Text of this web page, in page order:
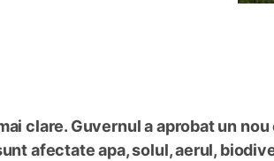
clare. Guvernul a aprobat un nou
afectate apa, solul, aerul,